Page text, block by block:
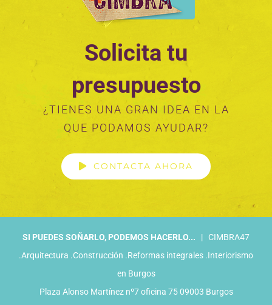
Solicita tu
presupuesto
¿TIENES UNA GRAN IDEA EN LA
QUE PODAMOS AYUDAR?
CONTACTA AHORA
SI PUEDES SOÑARLO, PODEMOS HACERLO...
| CIMBRA47
.Arquitectura .Construcción .Reformas integrales .Interiorismo
en Burgos
Plaza Alonso Martínez nº7 oficina 75 09003 Burgos